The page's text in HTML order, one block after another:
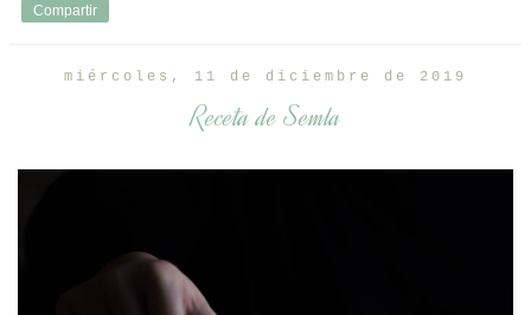
Compartir
miércoles, 11 de diciembre de 2019
Receta de Semla